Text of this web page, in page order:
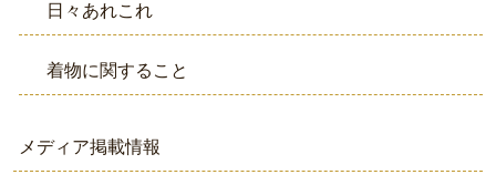
日々あれこれ
着物に関すること
メディア掲載情報